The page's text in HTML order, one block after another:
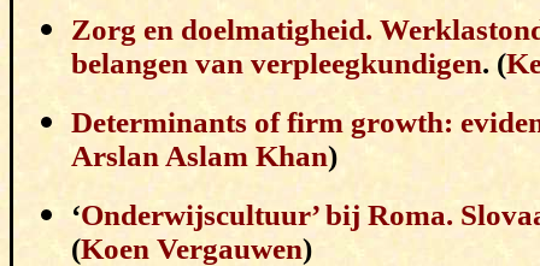
Zorg en doelmatigheid.
belangen van verpleegkundigen. (
Determinants of firm growth:
Arslan Aslam Khan)
‘Onderwijscultuur’ bij Roma.
(Koen Vergauwen)